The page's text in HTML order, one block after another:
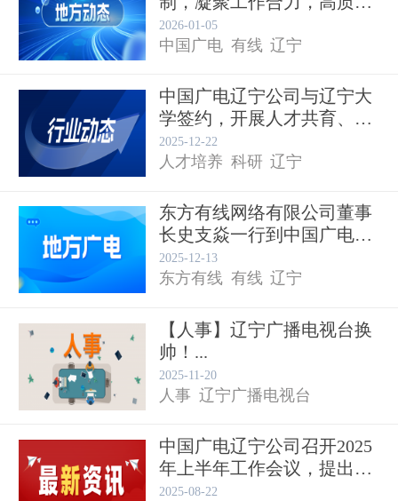
完成新...
2026-01-05
中国广电 有线 辽宁
中国广电辽宁公司与辽宁大
学签约，开展人才共育、科
研共...
2025-12-22
人才培养 科研 辽宁
东方有线网络有限公司董事
长史支焱一行到中国广电辽
宁公...
2025-12-13
东方有线 有线 辽宁
【人事】辽宁广播电视台换
帅！...
2025-11-20
人事 辽宁广播电视台
中国广电辽宁公司召开2025
年上半年工作会议，提出
六...
2025-08-22